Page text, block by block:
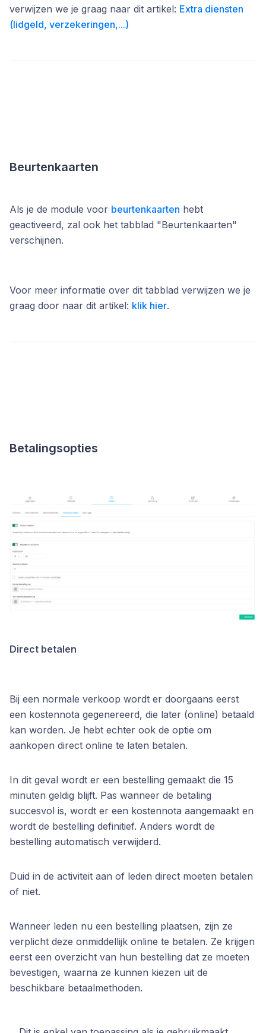
verwijzen we je graag naar dit artikel: Extra diensten
(lidgeld, verzekeringen,...)
Beurtenkaarten
Als je de module voor beurtenkaarten hebt
geactiveerd, zal ook het tabblad "Beurtenkaarten"
verschijnen.
Voor meer informatie over dit tabblad verwijzen we je
graag door naar dit artikel: klik hier.
Betalingsopties
Direct betalen
Bij een normale verkoop wordt er doorgaans eerst
een kostennota gegenereerd, die later (online) betaald
kan worden. Je hebt echter ook de optie om
aankopen direct online te laten betalen.
In dit geval wordt er een bestelling gemaakt die 15
minuten geldig blijft. Pas wanneer de betaling
succesvol is, wordt er een kostennota aangemaakt en
wordt de bestelling definitief. Anders wordt de
bestelling automatisch verwijderd.
Duid in de activiteit aan of leden direct moeten betalen
of niet.
Wanneer leden nu een bestelling plaatsen, zijn ze
verplicht deze onmiddellijk online te betalen. Ze krijgen
eerst een overzicht van hun bestelling dat ze moeten
bevestigen, waarna ze kunnen kiezen uit de
beschikbare betaalmethoden.